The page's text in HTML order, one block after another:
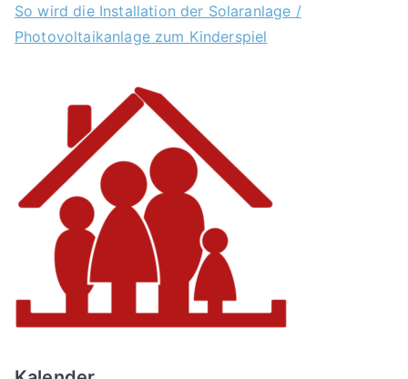
So wird die Installation der Solaranlage /
Photovoltaikanlage zum Kinderspiel